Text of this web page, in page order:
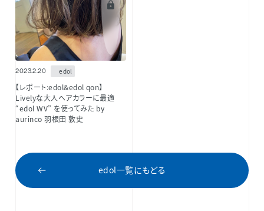
2023.2.20 edol
【レポート:edol&edol qon】
Livelyな大人ヘアカラーに最適
“edol WV” を使ってみた by
aurinco 羽根田 敦史
edol一覧にもどる